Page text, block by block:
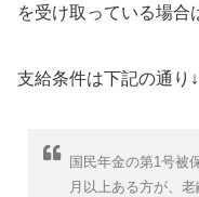
を受け取っている場合
支給条件は下記の通り
国民年金の第1号被
月以上ある方が、